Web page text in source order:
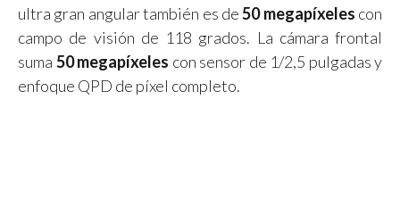
ultra gran angular también es de50 megapíxeles con
campo de visión de 118 grados. La cámara frontal
suma 50 megapíxeles con sensor de 1/2,5 pulgadas y
enfoque QPD de píxel completo.